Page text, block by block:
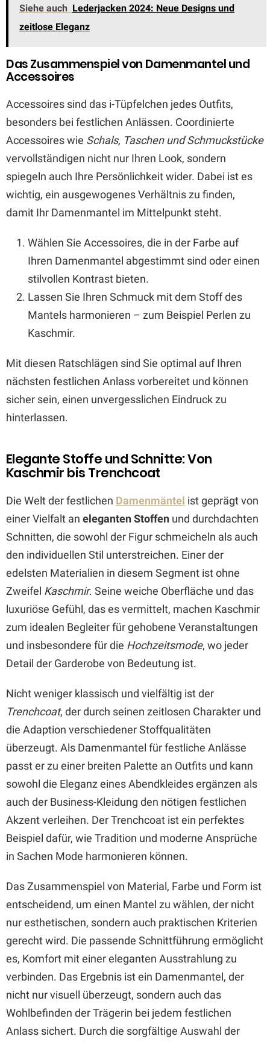
Siehe auch Lederjacken 2024: Neue Designs und
zeitlose Eleganz
Das Zusammenspiel von Damenmantel und
Accessoires
Accessoires sind das i-Tüpfelchen jedes Outfits,
besonders bei festlichen Anlässen. Coordinierte
Accessoires wie Schals, Taschen und Schmuckstücke
vervollständigen nicht nur Ihren Look, sondern
spiegeln auch Ihre Persönlichkeit wider. Dabei ist es
wichtig, ein ausgewogenes Verhältnis zu finden,
damit Ihr Damenmantel im Mittelpunkt steht.
Wählen Sie Accessoires, die in der Farbe auf
Ihren Damenmantel abgestimmt sind oder einen
stilvollen Kontrast bieten.
Lassen Sie Ihren Schmuck mit dem Stoff des
Mantels harmonieren – zum Beispiel Perlen zu
Kaschmir.
Mit diesen Ratschlägen sind Sie optimal auf Ihren
nächsten festlichen Anlass vorbereitet und können
sicher sein, einen unvergesslichen Eindruck zu
hinterlassen.
Elegante Stoffe und Schnitte: Von
Kaschmir bis Trenchcoat
Die Welt der festlichen Damenmäntel ist geprägt von
einer Vielfalt an eleganten Stoffen und durchdachten
Schnitten, die sowohl der Figur schmeicheln als auch
den individuellen Stil unterstreichen. Einer der
edelsten Materialien in diesem Segment ist ohne
Zweifel Kaschmir. Seine weiche Oberfläche und das
luxuriöse Gefühl, das es vermittelt, machen Kaschmir
zum idealen Begleiter für gehobene Veranstaltungen
und insbesondere für die Hochzeitsmode, wo jeder
Detail der Garderobe von Bedeutung ist.
Nicht weniger klassisch und vielfältig ist der
Trenchcoat, der durch seinen zeitlosen Charakter und
die Adaption verschiedener Stoffqualitäten
überzeugt. Als Damenmantel für festliche Anlässe
passt er zu einer breiten Palette an Outfits und kann
sowohl die Eleganz eines Abendkleides ergänzen als
auch der Business-Kleidung den nötigen festlichen
Akzent verleihen. Der Trenchcoat ist ein perfektes
Beispiel dafür, wie Tradition und moderne Ansprüche
in Sachen Mode harmonieren können.
Das Zusammenspiel von Material, Farbe und Form ist
entscheidend, um einen Mantel zu wählen, der nicht
nur esthetischen, sondern auch praktischen Kriterien
gerecht wird. Die passende Schnittführung ermöglicht
es, Komfort mit einer eleganten Ausstrahlung zu
verbinden. Das Ergebnis ist ein Damenmantel, der
nicht nur visuell überzeugt, sondern auch das
Wohlbefinden der Trägerin bei jedem festlichen
Anlass sichert. Durch die sorgfältige Auswahl der